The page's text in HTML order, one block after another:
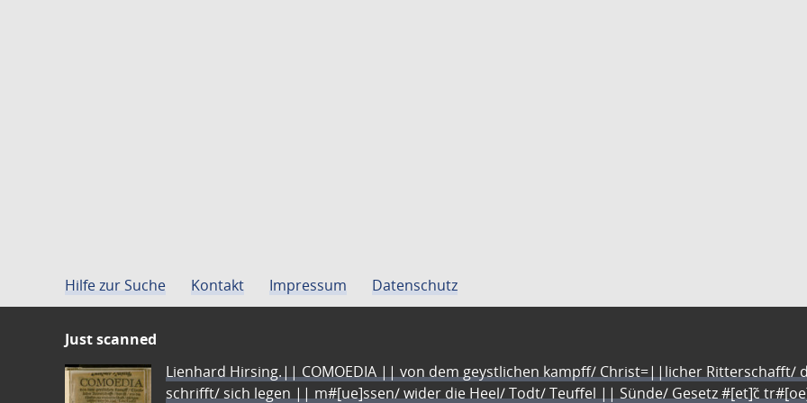
Hilfe zur Suche Kontakt Impressum Datenschutz
Just scanned
Lienhard Hirsing.|| COMOEDIA || von dem geystlichen kampff/ Christ=||licher Ritterschafft/
schrifft/ sich legen || m#[ue]ssen/ wider die Heel/ Todt/ Teuffel || Sünde/ Gesetz #[et]c̃